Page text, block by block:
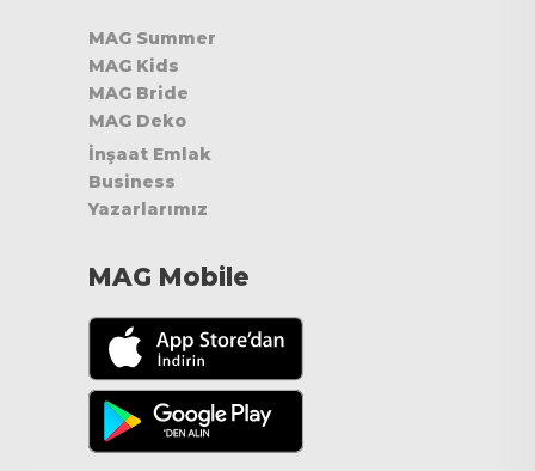
MAG Summer
MAG Kids
MAG Bride
MAG Deko
İnşaat Emlak
Business
Yazarlarımız
MAG Mobile